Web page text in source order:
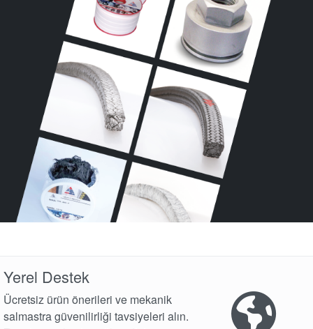
Akademi
Ürün Broşürleri
beyaz bültenler
Yerel Destek
Ücretsiz ürün önerileri ve mekanik
salmastra güvenilirliği tavsiyeleri alın.